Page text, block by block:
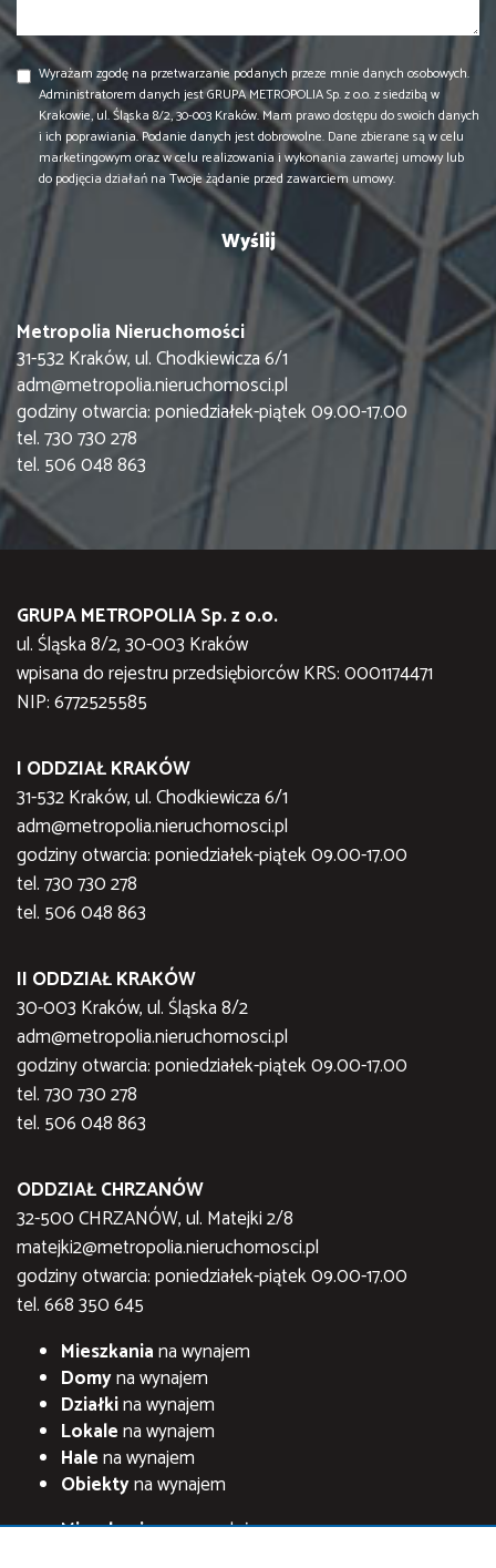
Wyrażam zgodę na przetwarzanie podanych przeze mnie danych osobowych.
Administratorem danych jest GRUPA METROPOLIA Sp. z o.o. z siedzibą w
Krakowie, ul. Śląska 8/2, 30-003 Kraków. Mam prawo dostępu do swoich danych
i ich poprawiania. Podanie danych jest dobrowolne. Dane zbierane są w celu
marketingowym oraz w celu realizowania i wykonania zawartej umowy lub
do podjęcia działań na Twoje żądanie przed zawarciem umowy.
Metropolia Nieruchomości
31-532 Kraków, ul. Chodkiewicza 6/1
adm@metropolia.nieruchomosci.pl
godziny otwarcia: poniedziałek-piątek 09.00-17.00
tel. 730 730 278
tel. 506 048 863
GRUPA METROPOLIA Sp. z o.o.
ul. Śląska 8/2, 30-003 Kraków
wpisana do rejestru przedsiębiorców KRS: 0001174471
NIP: 6772525585
I ODDZIAŁ KRAKÓW
31-532 Kraków, ul. Chodkiewicza 6/1
adm@metropolia.nieruchomosci.pl
godziny otwarcia: poniedziałek-piątek 09.00-17.00
tel. 730 730 278
tel. 506 048 863
II ODDZIAŁ KRAKÓW
30-003 Kraków, ul. Śląska 8/2
adm@metropolia.nieruchomosci.pl
godziny otwarcia: poniedziałek-piątek 09.00-17.00
tel. 730 730 278
tel. 506 048 863
ODDZIAŁ CHRZANÓW
32-500 CHRZANÓW, ul. Matejki 2/8
matejki2@metropolia.nieruchomosci.pl
godziny otwarcia: poniedziałek-piątek 09.00-17.00
tel. 668 350 645
Mieszkaniana wynajem
Domyna wynajem
Działkina wynajem
Lokalena wynajem
Halena wynajem
Obiektyna wynajem
Mieszkaniana sprzedaż